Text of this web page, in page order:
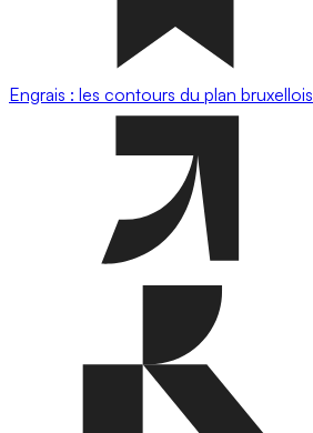
Engrais : les contours du plan bruxellois